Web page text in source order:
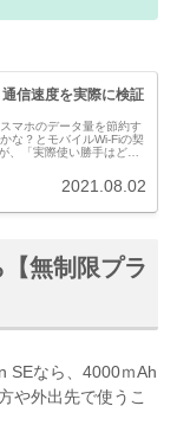
通信速度を実際に検証
マホのデータ量を節約す
な？とモバイルWi-Fiの契
、「実際使い勝手はどう
2021.08.02
無制限プラ
SEなら、4000ｍAh
や外出先で使うこ